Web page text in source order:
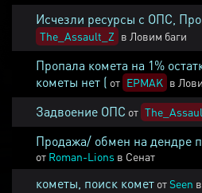
Исчезли ресурсы с ОПС,
The_Assault_Z в Ловим баги
Пропала комета на 1%
кометы нет ( от EPMAK в
Задвоение ОПС от
Продажа/ обмен на дендре
от Roman-Lions в Сенат
кометы, поиск комет отSeen в